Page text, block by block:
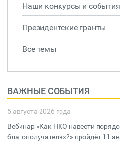
Наши конкурсы и события
Президентские гранты
Все темы
ВАЖНЫЕ СОБЫТИЯ
5 августа 2026 года
Вебинар «Как НКО навести
благополучателях?» пройдёт 11